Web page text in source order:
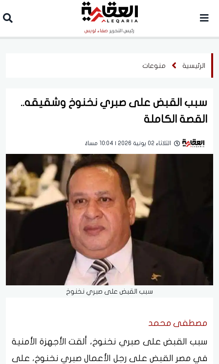
رئيس التحرير صفاء لويس
الرئيسية منوعات
سبب القبض على صبري نخنوخ وشقيقه..
القصة الكاملة
الثلاثاء 02 يونية 2026 | 10:04 مساءً
سبب القبض على صبري نخنوخ
مصطفى محمد
سبب القبض على صبري نخنوخ، ألقت الأجهزة الأمنية
في مصر القبض على رجل الأعمال صبري نخنوخ، على